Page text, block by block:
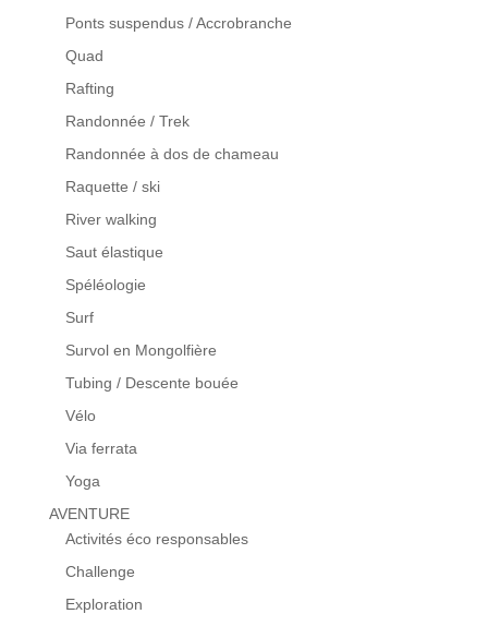
Ponts suspendus / Accrobranche
Quad
Rafting
Randonnée / Trek
Randonnée à dos de chameau
Raquette / ski
River walking
Saut élastique
Spéléologie
Surf
Survol en Mongolfière
Tubing / Descente bouée
Vélo
Via ferrata
Yoga
AVENTURE
Activités éco responsables
Challenge
Exploration